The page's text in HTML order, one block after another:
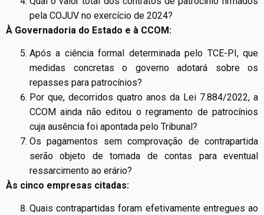
pela COJUV no exercício de 2024?
À Governadoria do Estado e à CCOM:
Após a ciência formal determinada pelo TCE-PI, que
medidas concretas o governo adotará sobre os
repasses para patrocínios?
Por que, decorridos quatro anos da Lei 7.884/2022, a
CCOM ainda não editou o regramento de patrocínios
cuja ausência foi apontada pelo Tribunal?
Os pagamentos sem comprovação de contrapartida
serão objeto de tomada de contas para eventual
ressarcimento ao erário?
Às cinco empresas citadas:
Quais contrapartidas foram efetivamente entregues ao